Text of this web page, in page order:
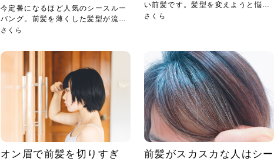
今定番になるほど人気のシースルー
バング。前髪を薄くした髪型が流行
って...
さくら
い前髪です。髪型を変えようと悩ん
でい...
さくら
オン眉で前髪を切りすぎ
前髪がスカスカな人はシー